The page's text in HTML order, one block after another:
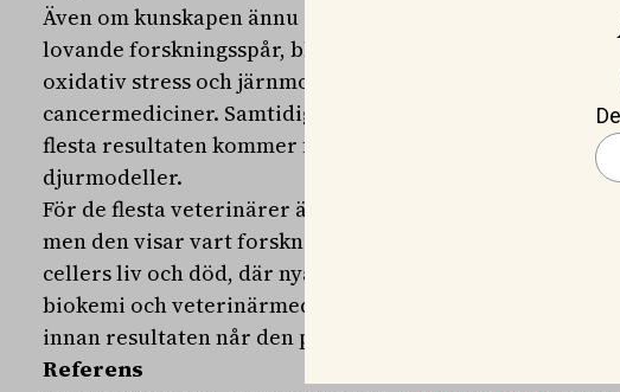
Även om kunskapen ännu är fragmentarisk lyfter
lovande forskningsspår, bland annat ferroptoshämmare
oxidativ stress och järnmodulerande substanser som
cancermediciner. Samtidigt är de tydliga med att
flesta resultaten kommer från laboratoriestudier och
djurmodeller.
För de flesta veterinärer är artikeln kanske inte kliniskt
men den visar vart forskningen är på väg – mot en mer
cellers liv och död, där nya terapier kan växa fram i
biokemi och veterinärmedicin. Det gör den värd att läsa,
innan resultaten når den praktiska vården.
Referens